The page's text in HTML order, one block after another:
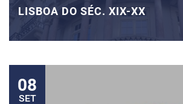
LISBOA DO SÉC. XIX-XX
08
SET